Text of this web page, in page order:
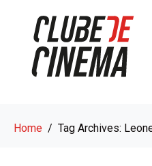
Home Tag Archives: